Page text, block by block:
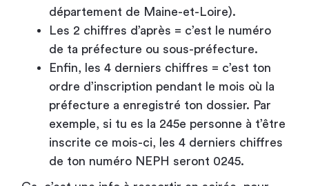
département de Maine-et-Loire).
Les 2 chiffres d’après = c’est le numéro
de ta préfecture ou sous-préfecture.
Enfin, les 4 derniers chiffres = c’est ton
ordre d’inscription pendant le mois où la
préfecture a enregistré ton dossier. Par
exemple, si tu es la 245e personne à t’être
inscrite ce mois-ci, les 4 derniers chiffres
de ton numéro NEPH seront 0245.